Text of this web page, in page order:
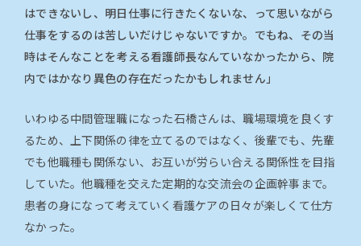
はできないし、明日仕事に行きたくないな、って思いながら
仕事をするのは苦しいだけじゃないですか。でもね、その当
時はそんなことを考える看護師長なんていなかったから、院
内ではかなり異色の存在だったかもしれません」
いわゆる中間管理職になった石橋さんは、職場環境を良くす
るため、上下関係の律を立てるのではなく、後輩でも、先輩
でも他職種も関係ない、お互いが労らい合える関係性を目指
していた。他職種を交えた定期的な交流会の企画幹事まで。
患者の身になって考えていく看護ケアの日々が楽しくて仕方
なかった。